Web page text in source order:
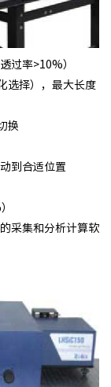
过率>10%）
择）， 最大长度
换
到合适位置
采集和分析计算软